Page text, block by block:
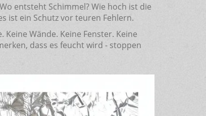
entsteht Schimmel? Wie hoch ist die
ist ein Schutz vor teuren Fehlern.
Wände. Keine Fenster. Keine
dass es feucht wird - stoppen